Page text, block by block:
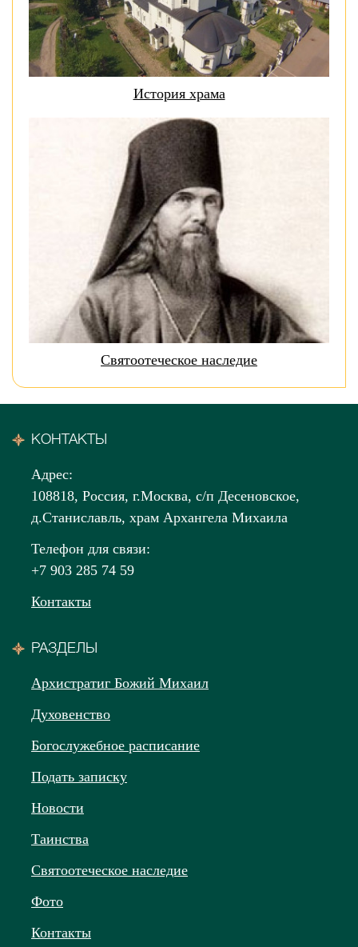
История храма
Святоотеческое наследие
КОНТАКТЫ
Адрес:
108818, Россия, г.Москва, с/п Десеновское,
д.Станиславль, храм Архангела Михаила
Телефон для связи:
+7 903 285 74 59
Контакты
РАЗДЕЛЫ
Архистратиг Божий Михаил
Духовенство
Богослужебное расписание
Подать записку
Новости
Таинства
Святоотеческое наследие
Фото
Контакты